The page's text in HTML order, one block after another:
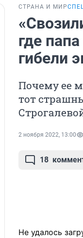
СТРАНА И МИР
где
гибели
Почему ее
тот
2 ноября 2022, 13:00
18
Не удалось